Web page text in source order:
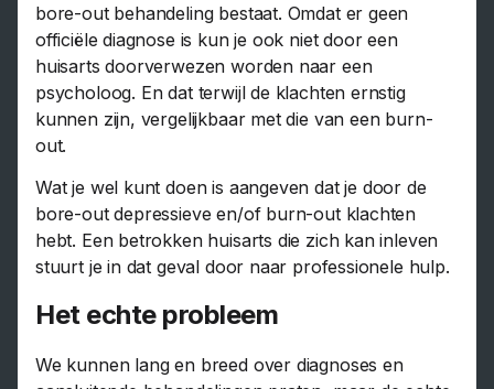
bore-out behandeling bestaat. Omdat er geen
officiële diagnose is kun je ook niet door een
huisarts doorverwezen worden naar een
psycholoog. En dat terwijl de klachten ernstig
kunnen zijn, vergelijkbaar met die van een burn-
out.
Wat je wel kunt doen is aangeven dat je door de
bore-out depressieve en/of burn-out klachten
hebt. Een betrokken huisarts die zich kan inleven
stuurt je in dat geval door naar professionele hulp.
Het echte probleem
We kunnen lang en breed over diagnoses en